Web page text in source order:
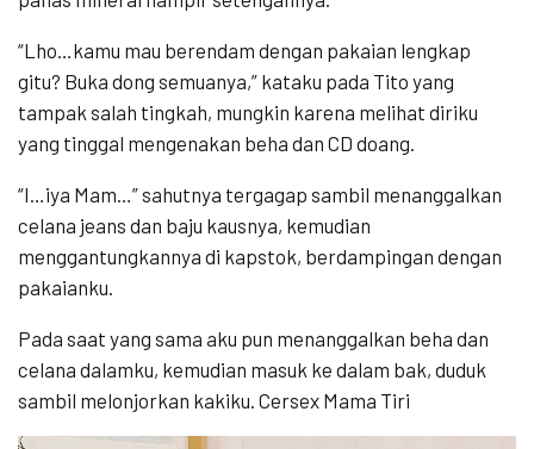
“Lho…kamu mau berendam dengan pakaian lengkap
gitu? Buka dong semuanya,” kataku pada Tito yang
tampak salah tingkah, mungkin karena melihat diriku
yang tinggal mengenakan beha dan CD doang.
“I…iya Mam…” sahutnya tergagap sambil menanggalkan
celana jeans dan baju kausnya, kemudian
menggantungkannya di kapstok, berdampingan dengan
pakaianku.
Pada saat yang sama aku pun menanggalkan beha dan
celana dalamku, kemudian masuk ke dalam bak, duduk
sambil melonjorkan kakiku. Cersex Mama Tiri